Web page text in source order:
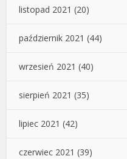
listopad 2021 (20)
październik 2021 (44)
wrzesień 2021 (40)
sierpień 2021 (35)
lipiec 2021 (42)
czerwiec 2021 (39)